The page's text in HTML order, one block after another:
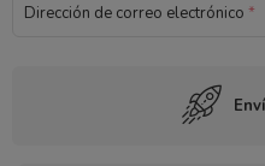
Dirección de correo electrónico*